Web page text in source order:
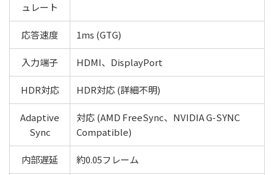
ュレート
応答速度 1ms (GTG)
入力端子 HDMI、DisplayPort
HDR対応 HDR対応 (詳細不明)
Adaptive
Sync
対応 (AMD FreeSync、NVIDIA G-SYNC
Compatible)
内部遅延 約0.05フレーム